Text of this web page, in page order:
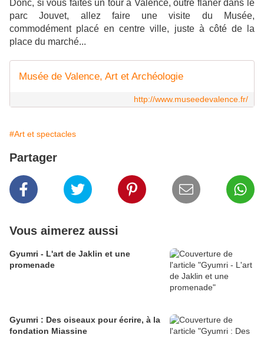
Donc, si vous faites un tour à Valence, outre flâner dans le
parc Jouvet, allez faire une visite du Musée,
commodément placé en centre ville, juste à côté de la
place du marché...
Musée de Valence, Art et Archéologie
http://www.museedevalence.fr/
#Art et spectacles
Partager
Vous aimerez aussi
Gyumri - L'art de Jaklin et une
promenade
Gyumri : Des oiseaux pour écrire, à la
fondation Miassine